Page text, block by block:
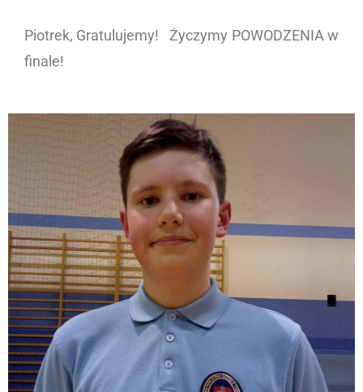
Piotrek, Gratulujemy! Życzymy POWODZENIA w
finale!